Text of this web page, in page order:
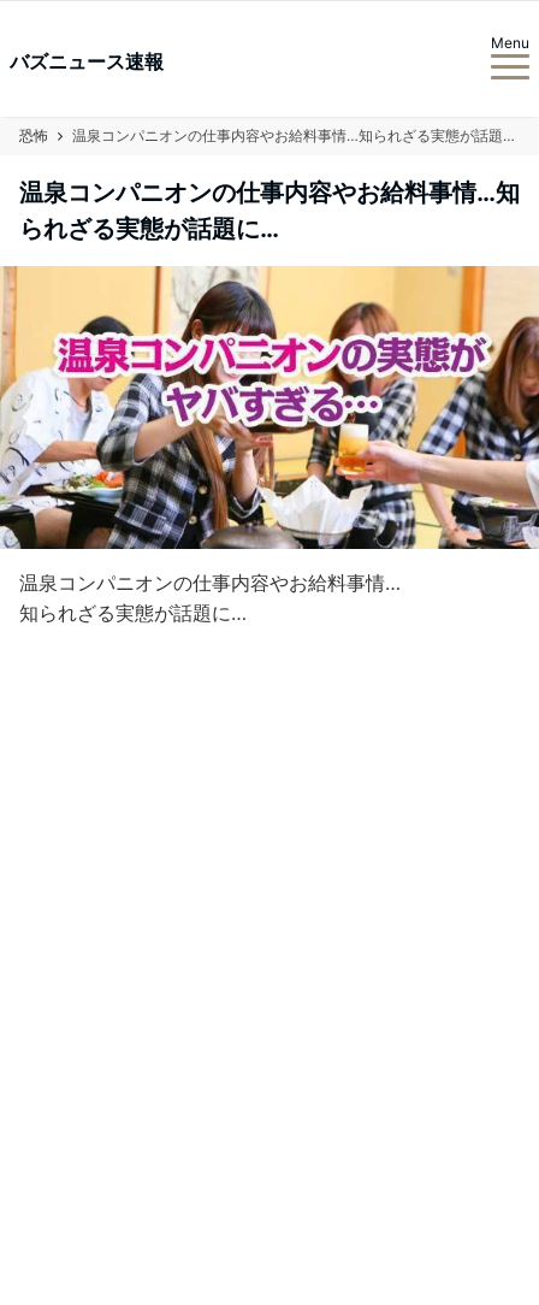
バズニュース速報
Menu
恐怖 温泉コンパニオンの仕事内容やお給料事情…知られざる実態が話題に…
温泉コンパニオンの仕事内容やお給料事情…知
られざる実態が話題に…
温泉コンパニオンの仕事内容やお給料事情…
知られざる実態が話題に…